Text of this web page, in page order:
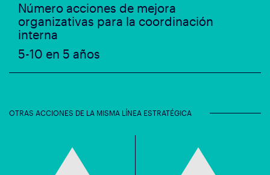
Número acciones de mejora
organizativas para la coordinación
interna
5-10 en 5 años
OTRAS ACCIONES DE LA MISMA LÍNEA ESTRATÉGICA